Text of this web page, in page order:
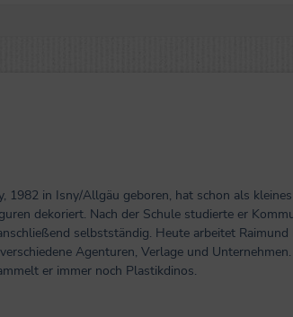
1982 in Isny/Allgäu geboren, hat schon als
dekoriert. Nach der Schule studierte er
selbstständig. Heute arbeitet
Agenturen, Verlage und
er immer noch Plastikdinos.